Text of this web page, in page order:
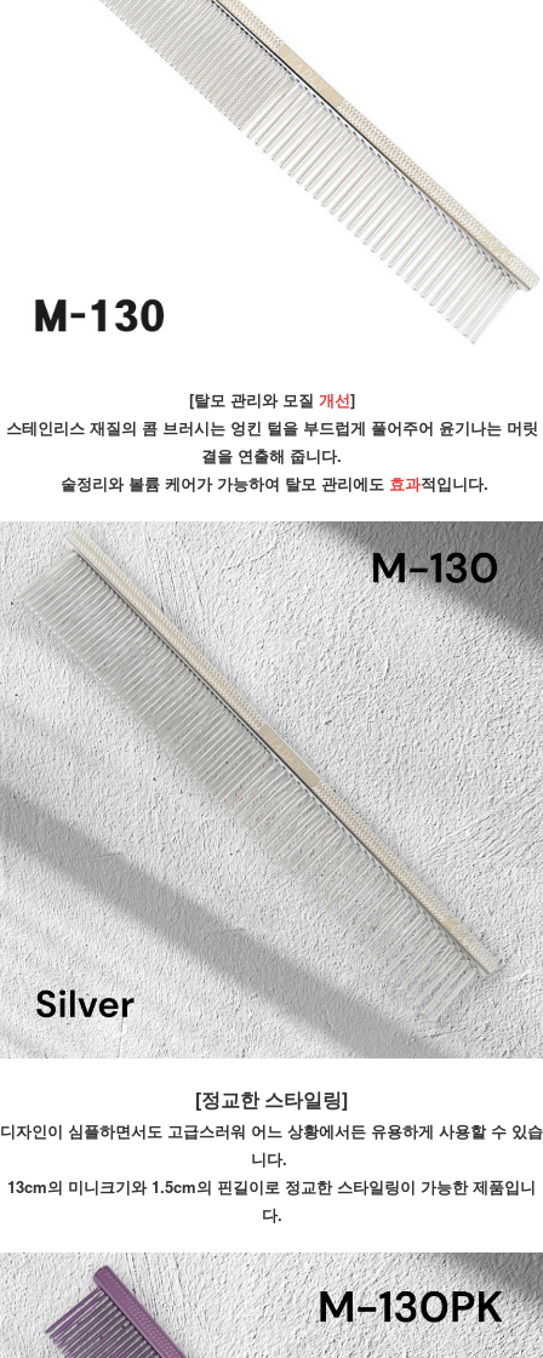
[탈모 관리와 모질 개선]
스테인리스 재질의 콤 브러시는 엉킨 털을 부드럽게 풀어주어 윤기나는 머릿
결을 연출해 줍니다.
숱정리와 볼륨 케어가 가능하여 탈모 관리에도 효과적입니다.
[정교한 스타일링]
디자인이 심플하면서도 고급스러워 어느 상황에서든 유용하게 사용할 수 있습
니다.
13cm의 미니크기와 1.5cm의 핀길이로 정교한 스타일링이 가능한 제품입니
다.